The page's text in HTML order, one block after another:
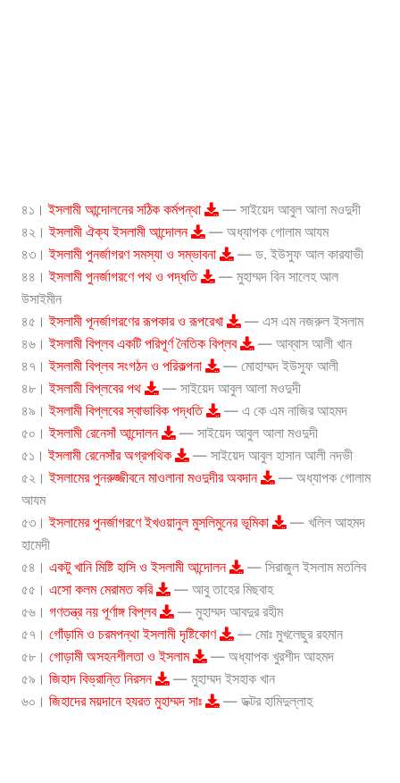
৪১।ইসলামী আন্দোলনের সঠিক কর্মপন্থা
— সাইয়েদ আবুল আলা মওদুদী
৪২।ইসলামী ঐক্য ইসলামী আন্দোলন
— অধ্যাপক গোলাম আযম
৪৩।ইসলামী পুনর্জাগরণ সমস্যা ও সম্ভাবনা
— ড. ইউসুফ আল কারযাভী
৪৪।ইসলামী পুনর্জাগরণে পথ ও পদ্ধতি
— মুহাম্মদ বিন সালেহ আল
উসাইমীন
৪৫।ইসলামী পূনর্জাগরণের রূপকার ও রূপরেখা
— এস এম নজরুল ইসলাম
৪৬।ইসলামী বিপ্লব একটি পরিপূর্ণ নৈতিক বিপ্লব
— আব্বাস আলী খান
৪৭।ইসলামী বিপ্লব সংগঠন ও পরিকল্পনা
— মোহাম্মদ ইউসুফ আলী
৪৮।ইসলামী বিপ্লবের পথ
— সাইয়েদ আবুল আলা মওদুদী
৪৯।ইসলামী বিপ্লবের স্বাভাবিক পদ্ধতি
— এ কে এম নাজির আহমদ
৫০।ইসলামী রেনেসাঁ আন্দোলন
— সাইয়েদ আবুল আলা মওদুদী
৫১।ইসলামী রেনেসাঁর অগ্রপথিক
— সাইয়েদ আবুল হাসান আলী নদভী
৫২।ইসলামের পুনরুজ্জীবনে মাওলানা মওদুদীর অবদান
— অধ্যাপক গোলাম
আযম
৫৩।ইসলামের পুনর্জাগরণে ইখওয়ানুল মুসলিমুনের ভূমিকা
— খলিল আহমদ
হামেদী
৫৪। একটু খানি মিষ্টি হাসি ও ইসলামী আন্দোলন
— সিরাজুল ইসলাম মতলিব
৫৫। এসো কলম মেরামত করি
— আবু তাহের মিছবাহ
৫৬। গণতন্ত্র নয় পূর্ণাঙ্গ বিপ্লব
— মুহাম্মদ আবদুর রহীম
৫৭। গোঁড়ামি ও চরমপন্থা ইসলামী দৃষ্টিকোণ
— মোঃ মুখলেছুর রহমান
৫৮। গোড়ামী অসহনশীলতা ও ইসলাম
— অধ্যাপক খুরশীদ আহমদ
৫৯। জিহাদ বিভ্রান্তি নিরসন
— মুহাম্মদ ইসহাক খান
৬০। জিহাদের ময়দানে হযরত মুহাম্মদ সাঃ — ডক্টর হামিদুল্লাহ